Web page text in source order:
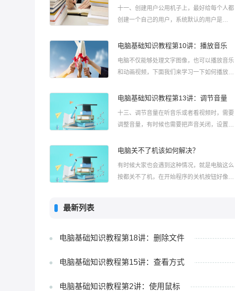
十一、创建用户公用机子上，最好给每个人都
创建一个自己的用户，系统默认的用户是
进入控制面板1）点“开始－控制面板”进入控制
电脑基础知识教程第10讲：播放音乐
电脑不仅能够处理文字图像，也可以播放音乐
和动画视频，下面我们来学习一下如何播放音
Mp3格式、Wma格式，和CD格式等， 一般只
电脑基础知识教程第13讲：调节音量
十三、调节音量在听音乐或者看视频时，需要
调整音量，有时候也需要把声音关闭，设置成
边有一个“系统托盘”，里面有一个小喇叭图标，
电脑关不了机该如何解决？
有时候大家也会遇到这种情况，就是电脑这么
按都关不了机，在开始程序的关机按钮好像就
最新列表
电脑基础知识教程第18讲：删除文件
电脑基础知识教程第15讲：查看方式
电脑基础知识教程第2讲：使用鼠标